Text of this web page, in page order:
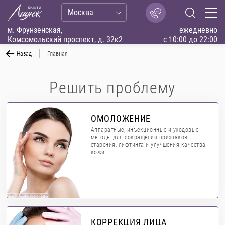
м. Фрунзенская,
Комсомольский проспект, д. 32к2
ежедневно
с 10:00 до 22:00
Москва
Назад Главная
Решить проблему
Veles Studio/Shutterstock.com
ОМОЛОЖЕНИЕ
Аппаратные, инъекционные и уходовые
методы для сокращения признаков
старения, лифтинга и улучшения качества
кожи
КОРРЕКЦИЯ ЛИЦА